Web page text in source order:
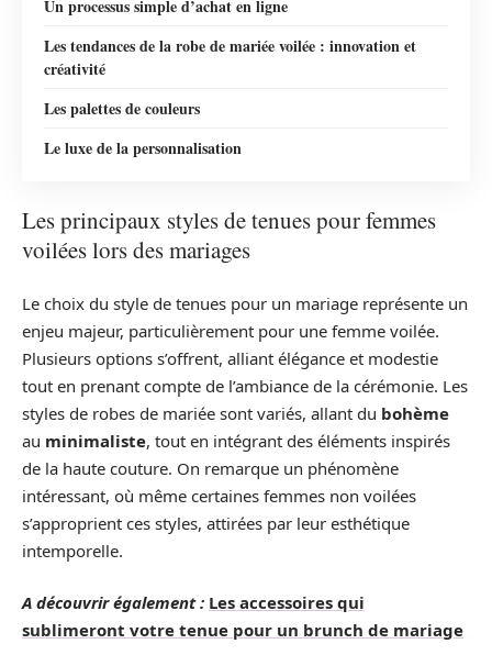
Un processus simple d’achat en ligne
Les tendances de la robe de mariée voilée : innovation et
créativité
Les palettes de couleurs
Le luxe de la personnalisation
Les principaux styles de tenues pour femmes
voilées lors des mariages
Le choix du style de tenues pour un mariage représente un
enjeu majeur, particulièrement pour une femme voilée.
Plusieurs options s’offrent, alliant élégance et modestie
tout en prenant compte de l’ambiance de la cérémonie. Les
styles de robes de mariée sont variés, allant du bohème
au minimaliste, tout en intégrant des éléments inspirés
de la haute couture. On remarque un phénomène
intéressant, où même certaines femmes non voilées
s’approprient ces styles, attirées par leur esthétique
intemporelle.
A découvrir également : Les accessoires qui
sublimeront votre tenue pour un brunch de mariage